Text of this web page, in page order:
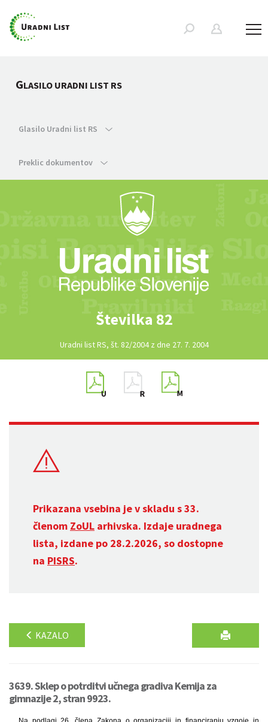
GLASILO URADNI LIST RS
Glasilo Uradni list RS
Preklic dokumentov
Številka 82
Uradni list RS, št. 82/2004 z dne 27. 7. 2004
Prikazana vsebina je v skladu s 33.
členom ZoUL arhivska. Izdaje uradnega
lista, izdane po 28.2.2026, so dostopne
na PISRS.
KAZALO
3639. Sklep o potrditvi učnega gradiva Kemija za
gimnazije 2, stran 9923.